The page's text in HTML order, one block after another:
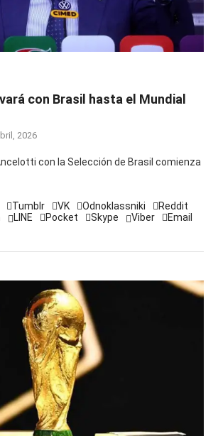
con Brasil hasta el Mundial
2026
con la Selección de Brasil comienza
Tumblr VK Odnoklassniki
Reddit
LINE Pocket Skype Viber Email